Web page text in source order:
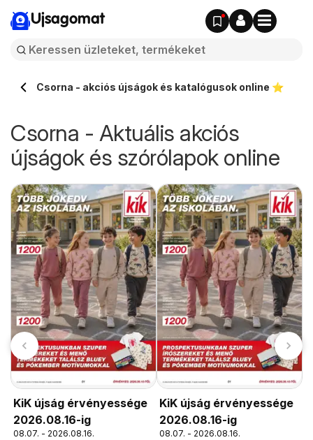
Ujsagomat
Csorna - akciós újságok és katalógusok online ⭐️
Csorna - Aktuális akciós
újságok és szórólapok online
KiK újság érvényessége
2026.08.16-ig
08.07. - 2026.08.16.
KiK újság érvényessége
2026.08.16-ig
08.07. - 2026.08.16.